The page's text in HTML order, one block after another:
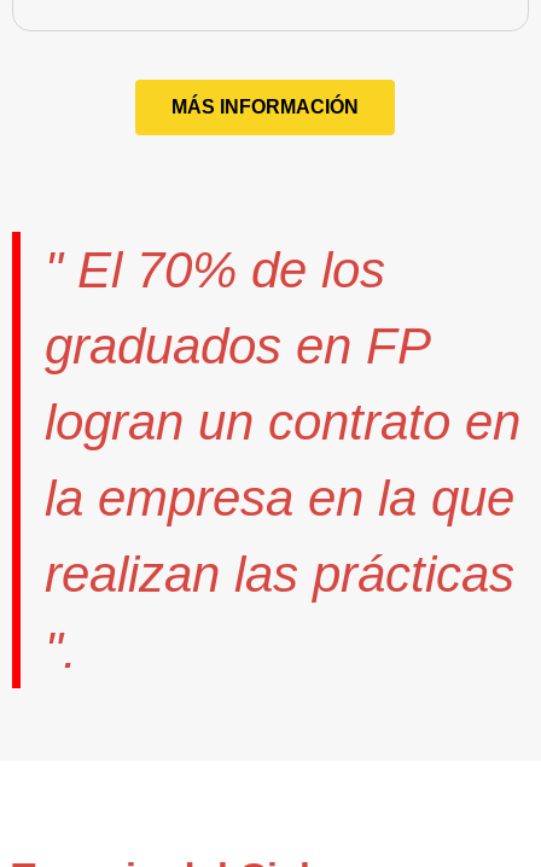
MÁS INFORMACIÓN
" El 70% de los
graduados en FP
logran un contrato en
la empresa en la que
realizan las prácticas
".